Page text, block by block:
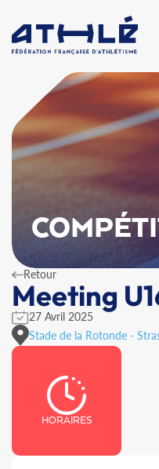
Retour
Meeting
27 Avril 2025
Stade de la Rotonde -
HORAIRES